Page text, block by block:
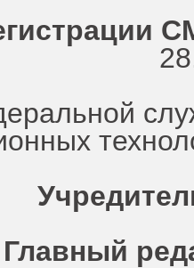
Главный